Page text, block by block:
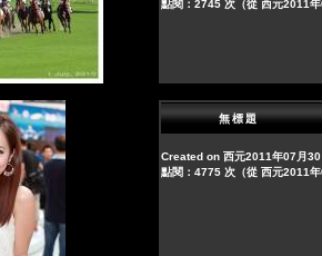
點閱：2745 次（從 西元2011
無標題
Created on 西元2011年07月
點閱：4775 次（從 西元2011